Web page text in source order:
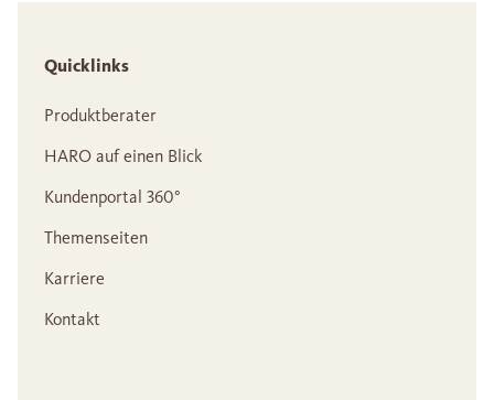
Quicklinks
Produktberater
HARO auf einen Blick
Kundenportal 360°
Themenseiten
Karriere
Kontakt